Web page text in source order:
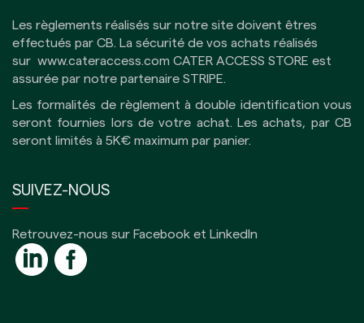
Les règlements réalisés sur notre site doivent êtres
effectués par CB. La sécurité de vos achats réalisés
sur www.cateraccess.com CATER ACCESS STORE est
assurée par notre partenaire STRIPE.
Les formalités de règlement à double identification vous
seront fournies lors de votre achat. Les achats, par CB
seront limités à 5K€ maximum par panier.
SUIVEZ-NOUS
Retrouvez-nous sur Facebook et LinkedIn